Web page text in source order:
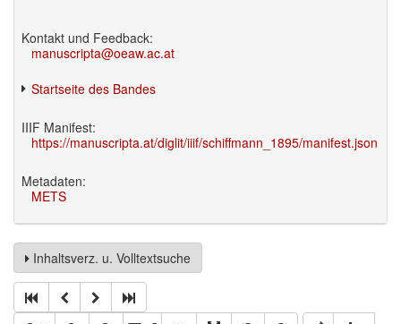
Kontakt und Feedback:
manuscripta@oeaw.ac.at
Startseite des Bandes
IIIF Manifest:
https://manuscripta.at/diglit/iiif/schiffmann_1895/manifest.json
Metadaten:
METS
Inhaltsverz. u. Volltextsuche